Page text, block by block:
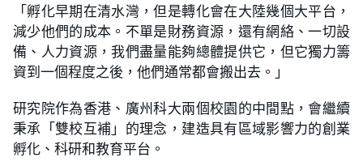
「孵化早期在清水灣，但是轉化會在大陸幾個大平台，
減少他們的成本。不單是財務資源，還有網絡、一切設
備、人力資源，我們盡量能夠總體提供它，但它獨力籌
資到一個程度之後，他們通常都會搬出去。」
研究院作為香港、廣州科大兩個校園的中間點，會繼續
秉承「雙校互補」的理念，建造具有區域影響力的創業
孵化、科研和教育平台。